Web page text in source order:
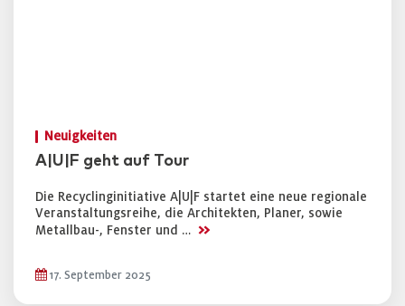
Neuigkeiten
A|U|F geht auf Tour
Die Recyclinginitiative A|U|F startet eine neue regionale
Veranstaltungsreihe, die Architekten, Planer, sowie
Metallbau-, Fenster und … >>
17. September 2025